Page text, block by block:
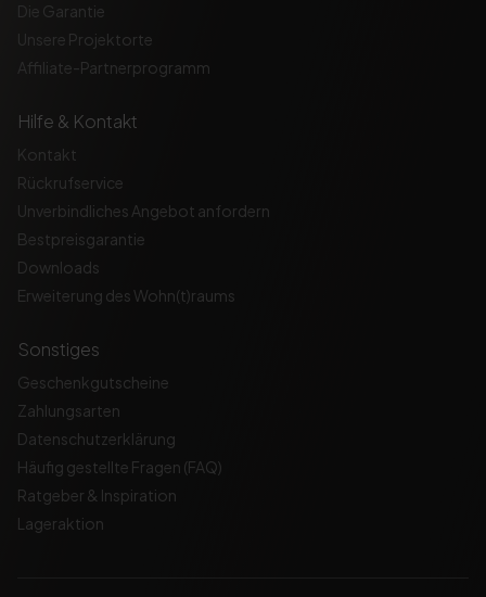
Die Garantie
Unsere Projektorte
Affiliate-Partnerprogramm
Hilfe & Kontakt
Kontakt
Rückrufservice
Unverbindliches Angebot anfordern
Bestpreisgarantie
Downloads
Erweiterung des Wohn(t)raums
Sonstiges
Geschenkgutscheine
Zahlungsarten
Datenschutzerklärung
Häufig gestellte Fragen (FAQ)
Ratgeber & Inspiration
Lageraktion